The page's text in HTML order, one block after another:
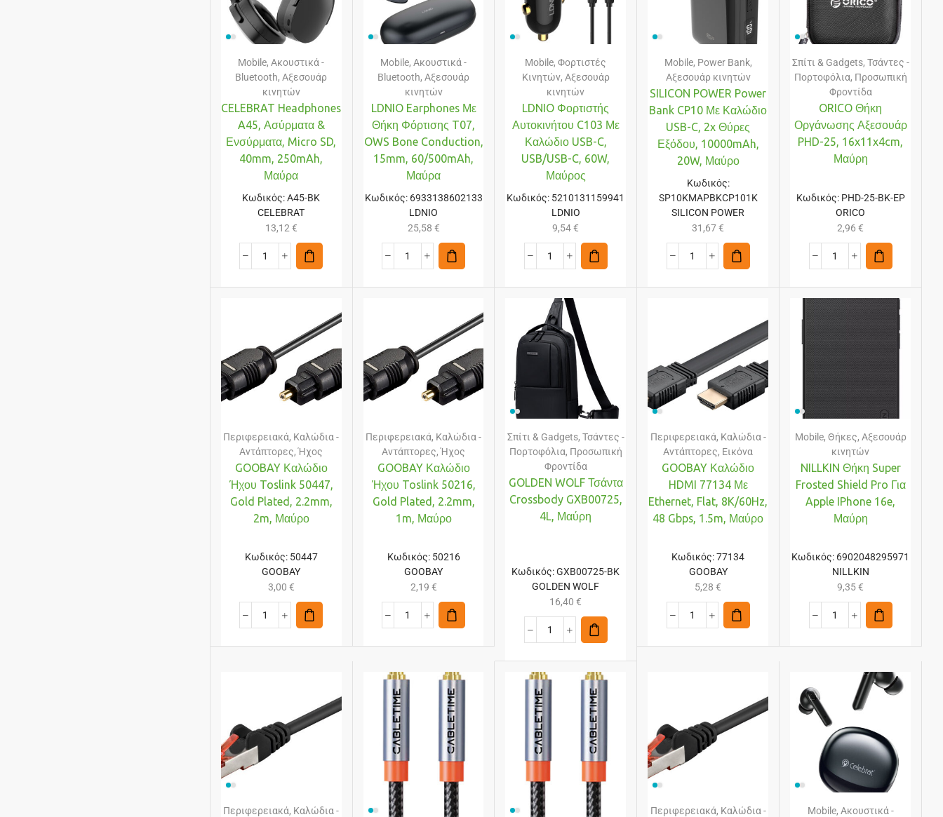
Mobile,Ακουστικά -
Bluetooth,Αξεσουάρ
κινητών
CELEBRAT Headphones
A45, Ασύρματα &
Ενσύρματα, Micro SD,
40mm, 250mAh,
Μαύρα
Κωδικός:A45-BK
CELEBRAT
13,12 €
Mobile,Ακουστικά -
Bluetooth,Αξεσουάρ
κινητών
LDNIO Earphones Με
Θήκη Φόρτισης T07,
OWS Bone Conduction,
15mm, 60/500mAh,
Μαύρα
Κωδικός: 6933138602133
LDNIO
25,58 €
Mobile,Φορτιστές
Κινητών, Αξεσουάρ
κινητών
LDNIO Φορτιστής
Αυτοκινήτου C103 Με
Καλώδιο USB-C,
USB/USB-C, 60W,
Μαύρος
Κωδικός: 5210131159941
LDNIO
9,54€
Mobile, Power Bank,
Αξεσουάρ κινητών
SILICON POWER Power
Bank CP10 Με Καλώδιο
USB-C, 2x Θύρες
Εξόδου, 10000mAh,
20W, Μαύρο
Κωδικός:
SP10KMAPBKCP101K
SILICON POWER
31,67€
Σπίτι & Gadgets, Τσάντες -
Πορτοφόλια, Προσωπική
Φροντίδα
ORICO Θήκη
Οργάνωσης Αξεσουάρ
PHD-25, 16x11x4cm,
Μαύρη
Κωδικός: PHD-25-BK-EP
ORICO
2,96€
Περιφερειακά, Καλώδια -
Αντάπτορες,Ήχος
GOOBAY Καλώδιο
Ήχου Toslink 50447,
Gold Plated, 2.2mm,
2m, Μαύρο
Κωδικός: 50447
GOOBAY
3,00 €
Περιφερειακά, Καλώδια -
Αντάπτορες,Ήχος
GOOBAY Καλώδιο
Ήχου Toslink 50216,
Gold Plated, 2.2mm,
1m, Μαύρο
Κωδικός: 50216
GOOBAY
2,19 €
Σπίτι & Gadgets, Τσάντες -
Πορτοφόλια, Προσωπική
Φροντίδα
GOLDEN WOLF Τσάντα
Crossbody GXB00725,
4L, Μαύρη
Κωδικός:GXB00725-BK
GOLDEN WOLF
16,40€
Περιφερειακά, Καλώδια -
Αντάπτορες, Εικόνα
GOOBAY Καλώδιο
HDMI 77134 Με
Ethernet, Flat, 8K/60Hz,
48 Gbps, 1.5m, Μαύρο
Κωδικός:77134
GOOBAY
5,28€
Mobile, Θήκες, Αξεσουάρ
κινητών
NILLKIN Θήκη Super
Frosted Shield Pro Για
Apple IPhone 16e,
Μαύρη
Κωδικός: 6902048295971
NILLKIN
9,35€
Περιφερειακά, Καλώδια -
Περιφερειακά, Καλώδια -
Mobile, Ακουστικά -